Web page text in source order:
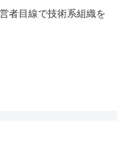
者目線で技術系組織を